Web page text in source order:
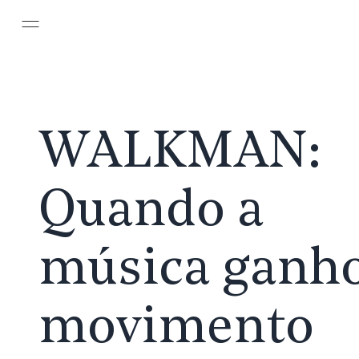
WALKMAN:
Quando a
música
movimento